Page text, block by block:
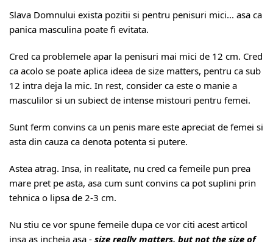
Slava Domnului exista pozitii si pentru penisuri mici... asa ca
panica masculina poate fi evitata.
Cred ca problemele apar la penisuri mai mici de 12 cm. Cred
ca acolo se poate aplica ideea de size matters, pentru ca sub
12 intra deja la mic. In rest, consider ca este o manie a
masculilor si un subiect de intense mistouri pentru femei.
Sunt ferm convins ca un penis mare este apreciat de femei si
asta din cauza ca denota potenta si putere.
Astea atrag. Insa, in realitate, nu cred ca femeile pun prea
mare pret pe asta, asa cum sunt convins ca pot suplini prin
tehnica o lipsa de 2-3 cm.
Nu stiu ce vor spune femeile dupa ce vor citi acest articol
insa as incheia asa - size really matters, but not the size of